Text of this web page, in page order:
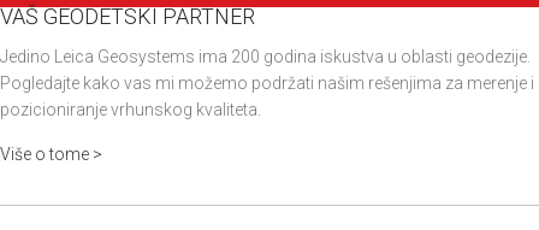
VAŠ GEODETSKI PARTNER
Jedino Leica Geosystems ima 200 godina iskustva u oblasti geodezije.
Pogledajte kako vas mi možemo podržati našim rešenjima za merenje i
pozicioniranje vrhunskog kvaliteta.
Više o tome >